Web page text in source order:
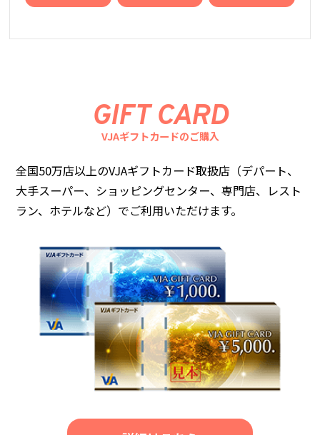
GIFT CARD
VJAギフトカードのご購入
全国50万店以上のVJAギフトカード取扱店（デパート、
大手スーパー、ショッピングセンター、専門店、レスト
ラン、ホテルなど）でご利用いただけます。